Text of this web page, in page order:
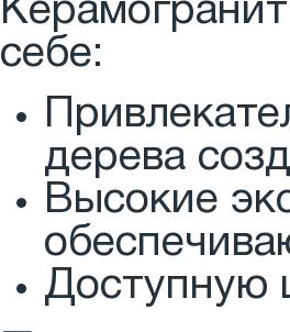
себе:
дерева
Высокие
Доступную